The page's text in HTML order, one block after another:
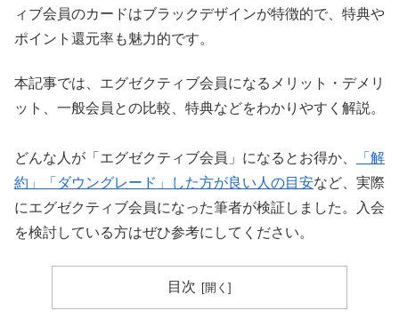
ィブ会員のカードはブラックデザインが特徴的で、特典や
ポイント還元率も魅力的です。
本記事では、エグゼクティブ会員になるメリット・デメリ
ット、一般会員との比較、特典などをわかりやすく解説。
どんな人が「エグゼクティブ会員」になるとお得か、
「解
約」「ダウングレード」した方が良い人の目安など、実際
にエグゼクティブ会員になった筆者が検証しました。入会
を検討している方はぜひ参考にしてください。
目次